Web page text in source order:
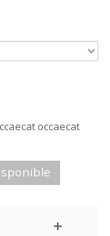
occaecat